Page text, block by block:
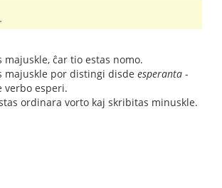
majuskle, ĉar tio estas nomo.
majuskle por distingi disde esperanta -
verbo esperi.
ordinara vorto kaj skribitas minuskle.